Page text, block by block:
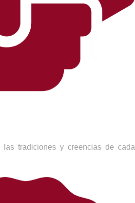
las tradiciones y creencias de cada